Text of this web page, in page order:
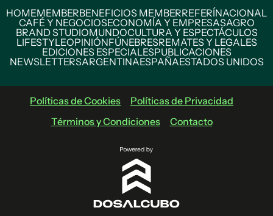
HOMEMEMBERBENEFICIOS MEMBERREFERÍNACIONAL
CAFÉ Y NEGOCIOSECONOMÍA Y EMPRESASAGRO
BRAND STUDIOMUNDOCULTURA Y ESPECTÁCULOS
LIFESTYLEOPINIÓNFÚNEBRESREMATES Y LEGALES
EDICIONES ESPECIALESPUBLICACIONES
NEWSLETTERSARGENTINAESPAÑAESTADOS UNIDOS
Políticas de Cookies
Políticas de Privacidad
Términos y Condiciones
Contacto